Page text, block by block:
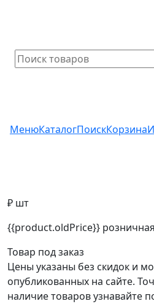
МенюКаталогПоискКорзина
₽ шт
{{product.oldPrice}}
Товар под заказ
Цены указаны без скидок и
опубликованных на сайте.
наличие товаров узнавайте